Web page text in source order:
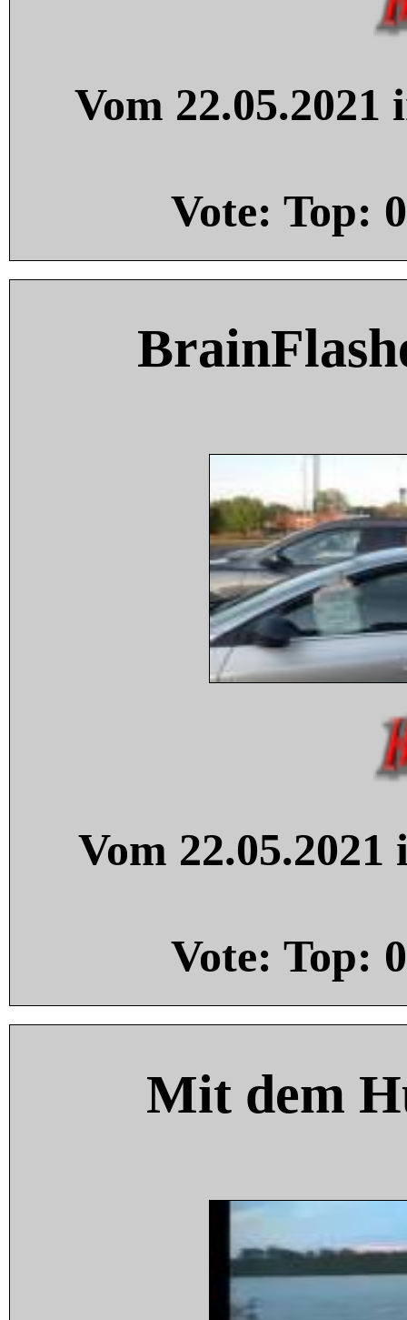
Vom
Vote: Top: 0
Vom
Vote: Top: 0
Mit dem